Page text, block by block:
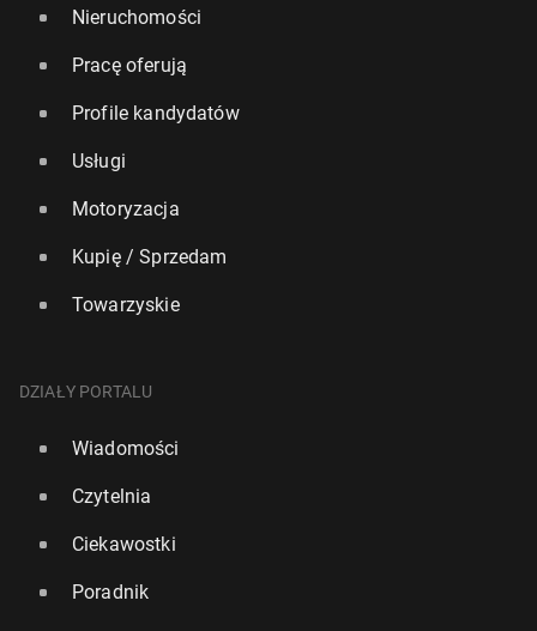
Nieruchomości
Pracę oferują
Profile kandydatów
Usługi
Motoryzacja
Kupię / Sprzedam
Towarzyskie
DZIAŁY PORTALU
Wiadomości
Czytelnia
Ciekawostki
Poradnik